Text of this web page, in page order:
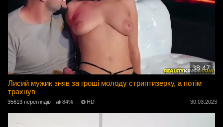
38:47
Лисий мужик зняв за гроші молоду стриптизерку, а потім
трахнув
35613 переглядів 84% HD 30.03.2023